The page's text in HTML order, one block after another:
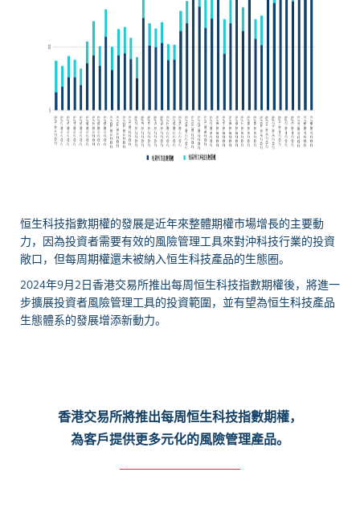
恒生科技指數期權的發展是近年來整體期權市場增長的主要動
力，因為投資者需要有效的風險管理工具來對沖科技行業的投資
敞口，但每周期權還未被納入恒生科技產品的生態圈。
2024年9月2日香港交易所推出每周恒生科技指數期權後，將進一
步擴展投資者風險管理工具的投資範圍，並有望為恒生科技產品
生態體系的發展增添新動力。
香港交易所將推出每周恒生科技指數期權，
為客戶提供更多元化的風險管理產品。